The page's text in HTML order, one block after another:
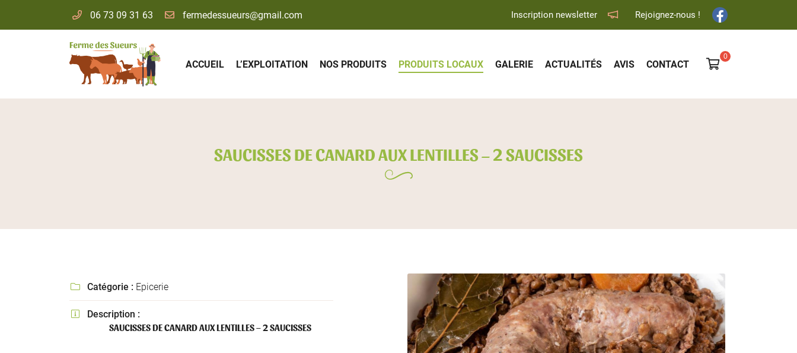
06 73 09 31 63 Inscription newsletter Rejoignez-nous !
ACCUEIL L’EXPLOITATION NOS PRODUITS PRODUITS LOCAUX GALERIE ACTUALITÉS AVIS CONTACT 
Voir notre sélection
0€
Ferme des Sueurs
91530 Le Val Saint Germain
06 73 09 31 63
le formulaire de désinscription
INSCRIPTION
SAUCISSES DE CANARD AUX LENTILLES – 2 SAUCISSES
 Catégorie : Epicerie

Description :
SAUCISSES DE CANARD AUX LENTILLES – 2 SAUCISSES